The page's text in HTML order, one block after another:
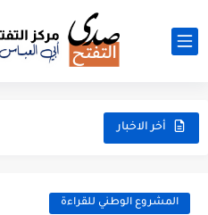
أخر الاخبار
المشروع الوطني للقراءة